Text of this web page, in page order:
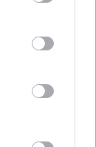
party tags to
below Google